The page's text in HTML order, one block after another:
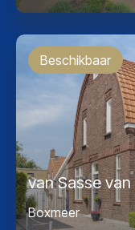
Beschikbaar
van Sasse
Boxmeer